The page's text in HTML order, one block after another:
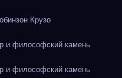
Крузо
и философский камень
и философский камень